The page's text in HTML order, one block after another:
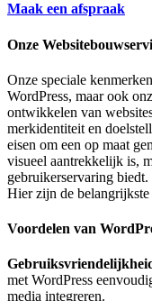
Maak een afspraak
Onze
Onze speciale
WordPress, maar ook
ontwikkelen van
merkidentiteit en
eisen om een op maat
visueel aantrekkelijk is,
gebruikerservaring
Hier zijn de belangrijkste
Voordelen van
met WordPress
media integreren.